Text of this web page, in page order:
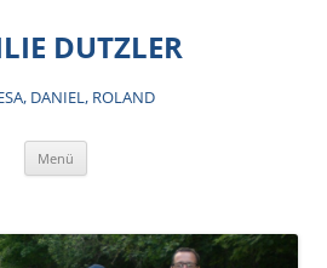
DUTZLER
DANIEL, ROLAND
Menü